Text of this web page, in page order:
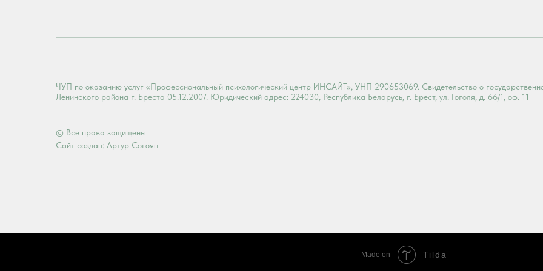
ЧУП по оказанию услуг «Профессиональный психологический центр ИНСАЙТ», УНП 290653069. Свидетельство о
Ленинского района г. Бреста 05.12.2007. Юридический адрес: 224030, Республика Беларусь, г. Брест, ул. Гоголя, д. 66/1, оф. 11
© Все права защищены
Сайт создан: Артур Согоян
Made on Tilda